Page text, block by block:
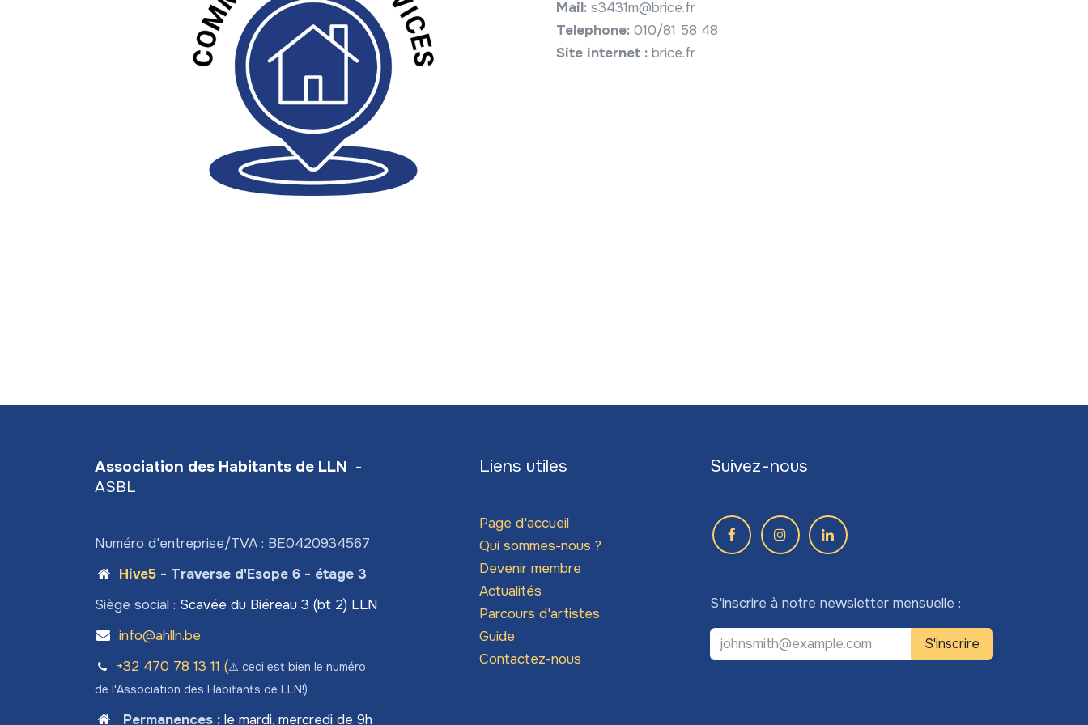
Mail: s3431m@brice.fr
Telephone: 010/81 58 48
Site internet : brice.fr
Association des Habitants de LLN -
ASBL
Numéro d'entreprise/TVA : BE0420934567
Hive5- Traverse d'Esope 6 - étage 3
Siège social : Scavée du Biéreau 3 (bt 2) LLN
info@ahlln.be
+32 470 78​ 13 11 (⚠️ ceci est bien le numéro
de l'Association des Habitants de LLN!)
Permanences: le mardi, mercredi de 9h
Liens utiles
Page d'accueil
Qui sommes-nous ?
Devenir membre
Actualités
Parcours d'artistes
Guide
Contactez-nous
Suivez-nous
S'inscrire à notre newsletter mensuelle :
S'inscrire